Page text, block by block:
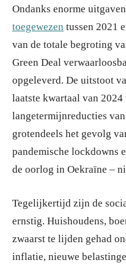
Ondanks enorme
toegewezen tussen 2021
van de totale begroting
Green Deal
opgeleverd. De uitstoot
laatste kwartaal van
langetermijnreducties
grotendeels het gevolg
pandemische lockdowns
de oorlog in Oekraïne –
Tegelijkertijd zijn de
ernstig. Huishoudens,
zwaarst te lijden gehad
inflatie, nieuwe